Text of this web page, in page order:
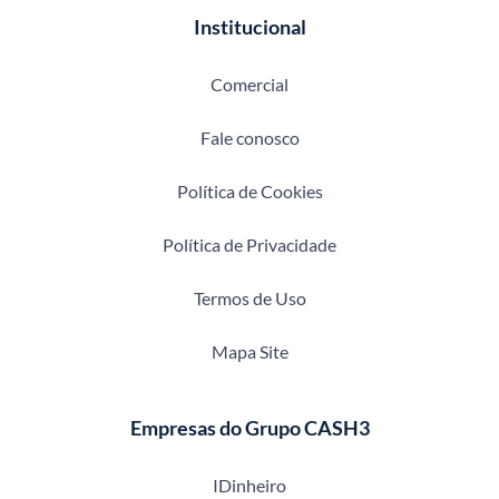
Institucional
Comercial
Fale conosco
Política de Cookies
Política de Privacidade
Termos de Uso
Mapa Site
Empresas do Grupo CASH3
IDinheiro